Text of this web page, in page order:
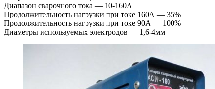
Диапазон сварочного тока — 10-160А
Продолжительность нагрузки при токе 160А — 35%
Продолжительность нагрузки при токе 90А — 100%
Диаметры используемых электродов — 1,6-4мм